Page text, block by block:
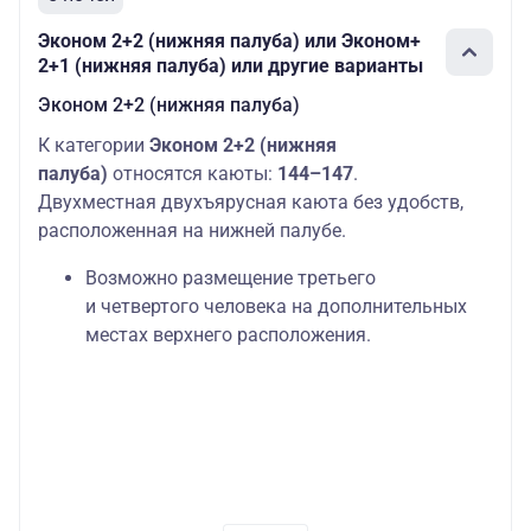
палуба
2
Шлюпочная
Эконом
одноместная
палуба)
Основных мест:
мест: 1
Эконом 2+2 (нижняя палуба) или Эконом+
2+1 (нижняя палуба) или другие варианты
Эконом 2+2 (нижняя палуба)
К категории Эконом 2+2 (нижняя
палуба) относятся каюты: 144–147.
Двухместная двухъярусная каюта без удобств,
расположенная на нижней палубе.
Возможно размещение третьего
и четвертого человека на дополнительных
местах верхнего расположения.